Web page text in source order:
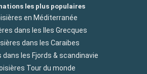
les plus populaires
en Méditerranée
dans les Iles Grecques
dans les Caraibes
dans les Fjords & scandinavie
Tour du monde